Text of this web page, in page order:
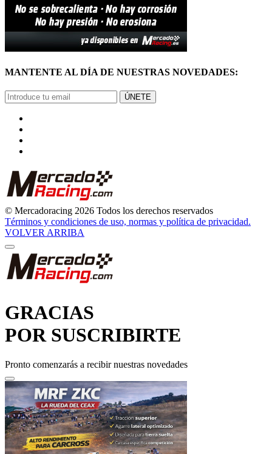
© Mercadoracing 2026 Todos los derechos reservados
Términos y condiciones de uso, normas y política de privacidad.
VOLVER ARRIBA
POR SUSCRIBIRTE